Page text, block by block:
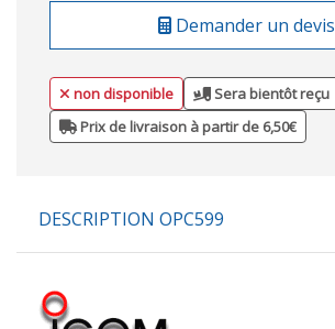
Demander un devis
non disponible
Sera bientôt reçu
Prix de livraison à partir de 6,50€
DESCRIPTION OPC599